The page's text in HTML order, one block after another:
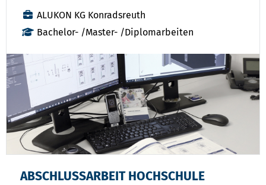
ALUKON KG Konradsreuth
Bachelor- /Master- /Diplomarbeiten
ABSCHLUSSARBEIT HOCHSCHULE